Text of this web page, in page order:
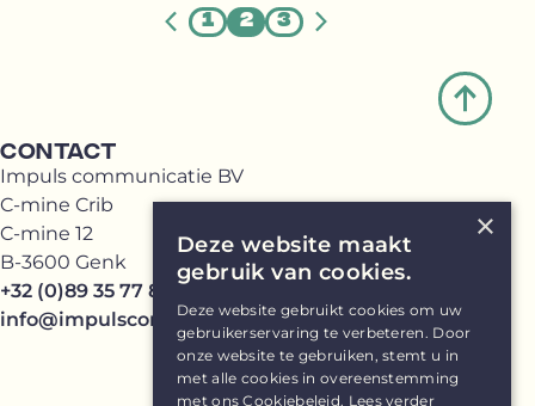
1 2 3
CONTACT
Impuls communicatie BV
C-mine Crib
C-mine 12
B-3600 Genk
+32 (0)89 35 77 81
info@impulscommunicatie.be
×
Deze website maakt
gebruik van cookies.
Deze website gebruikt cookies om uw
gebruikerservaring te verbeteren. Door
onze website te gebruiken, stemt u in
met alle cookies in overeenstemming
met ons Cookiebeleid. Lees verder